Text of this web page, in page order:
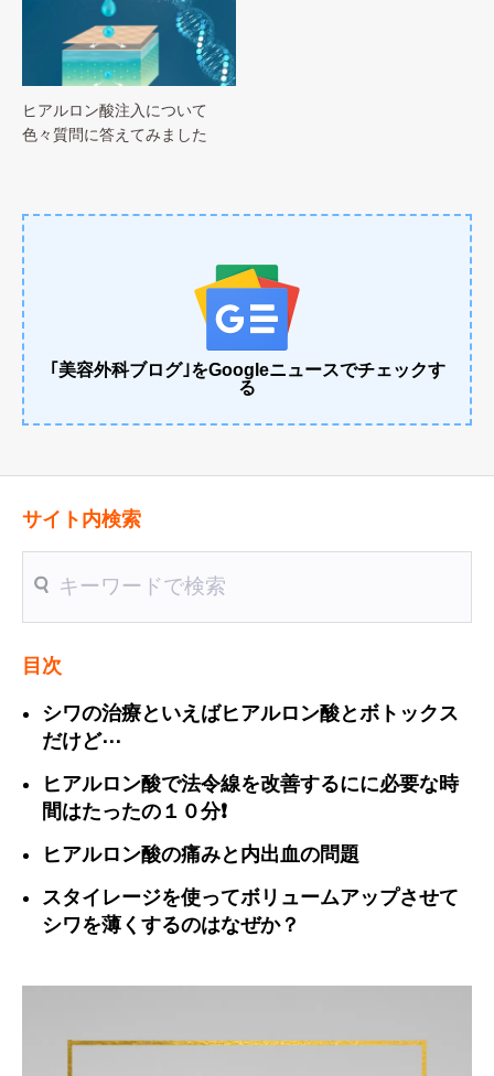
ヒアルロン酸注入について
色々質問に答えてみました
｢美容外科ブログ｣をGoogleニュースでチェックす
る
サイト内検索
送信
目次
シワの治療といえばヒアルロン酸とボトックス
だけど⋯
ヒアルロン酸で法令線を改善するにに必要な時
間はたったの１０分❗
ヒアルロン酸の痛みと内出血の問題
スタイレージを使ってボリュームアップさせて
シワを薄くするのはなぜか？